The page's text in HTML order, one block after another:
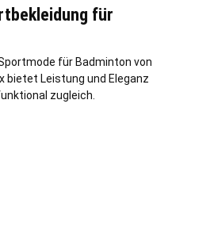
für
für Badminton von
bietet Leistung und Eleganz
zugleich.